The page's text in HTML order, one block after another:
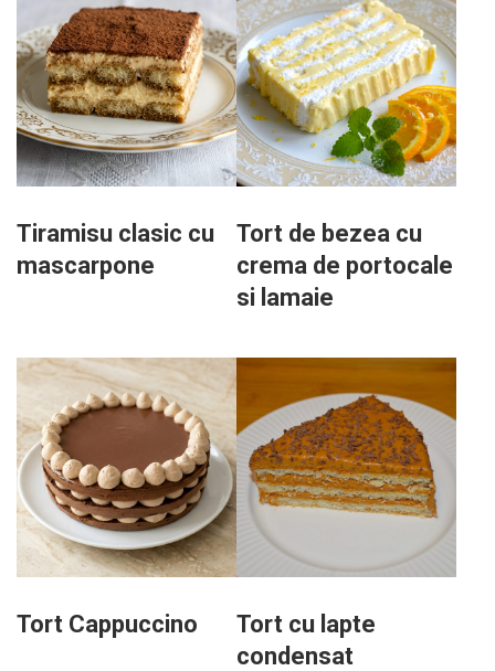
Tiramisu clasic cu
mascarpone
Tort de bezea cu
crema de portocale
si lamaie
Tort Cappuccino
Tort cu lapte
condensat